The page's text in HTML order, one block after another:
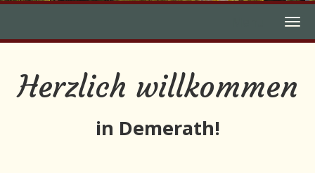
Herzlich willkommen
in Demerath!